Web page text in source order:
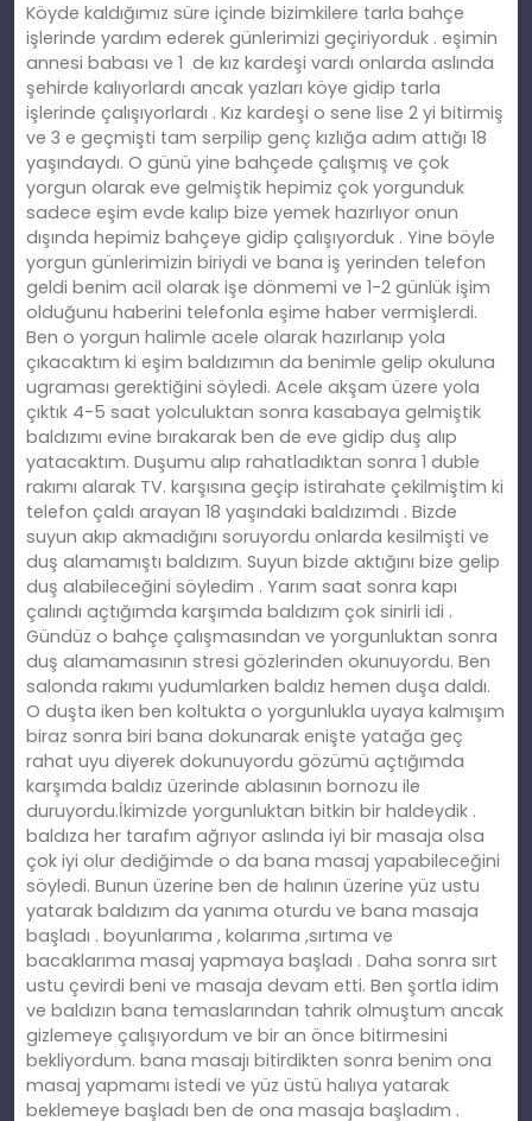
Köyde kaldığımız süre içinde bizimkilere tarla bahçe
işlerinde yardım ederek günlerimizi geçiriyorduk . eşimin
annesi babası ve 1 de kız kardeşi vardı onlarda aslında
şehirde kalıyorlardı ancak yazları köye gidip tarla
işlerinde çalışıyorlardı . Kız kardeşi o sene lise 2 yi bitirmiş
ve 3 e geçmişti tam serpilip genç kızlığa adım attığı 18
yaşındaydı. O günü yine bahçede çalışmış ve çok
yorgun olarak eve gelmiştik hepimiz çok yorgunduk
sadece eşim evde kalıp bize yemek hazırlıyor onun
dışında hepimiz bahçeye gidip çalışıyorduk . Yine böyle
yorgun günlerimizin biriydi ve bana iş yerinden telefon
geldi benim acil olarak işe dönmemi ve 1-2 günlük işim
olduğunu haberini telefonla eşime haber vermişlerdi.
Ben o yorgun halimle acele olarak hazırlanıp yola
çıkacaktım ki eşim baldızımın da benimle gelip okuluna
ugraması gerektiğini söyledi. Acele akşam üzere yola
çıktık 4-5 saat yolculuktan sonra kasabaya gelmiştik
baldızımı evine bırakarak ben de eve gidip duş alıp
yatacaktım. Duşumu alıp rahatladıktan sonra 1 duble
rakımı alarak TV. karşısına geçip istirahate çekilmiştim ki
telefon çaldı arayan 18 yaşındaki baldızımdı . Bizde
suyun akıp akmadığını soruyordu onlarda kesilmişti ve
duş alamamıştı baldızım. Suyun bizde aktığını bize gelip
duş alabileceğini söyledim . Yarım saat sonra kapı
çalındı açtığımda karşımda baldızım çok sinirli idi .
Gündüz o bahçe çalışmasından ve yorgunluktan sonra
duş alamamasının stresi gözlerinden okunuyordu. Ben
salonda rakımı yudumlarken baldız hemen duşa daldı.
O duşta iken ben koltukta o yorgunlukla uyaya kalmışım
biraz sonra biri bana dokunarak enişte yatağa geç
rahat uyu diyerek dokunuyordu gözümü açtığımda
karşımda baldız üzerinde ablasının bornozu ile
duruyordu.İkimizde yorgunluktan bitkin bir haldeydik .
baldıza her tarafım ağrıyor aslında iyi bir masaja olsa
çok iyi olur dediğimde o da bana masaj yapabileceğini
söyledi. Bunun üzerine ben de halının üzerine yüz ustu
yatarak baldızım da yanıma oturdu ve bana masaja
başladı . boyunlarıma , kolarıma ,sırtıma ve
bacaklarıma masaj yapmaya başladı . Daha sonra sırt
ustu çevirdi beni ve masaja devam etti. Ben şortla idim
ve baldızın bana temaslarından tahrik olmuştum ancak
gizlemeye çalışıyordum ve bir an önce bitirmesini
bekliyordum. bana masajı bitirdikten sonra benim ona
masaj yapmamı istedi ve yüz üstü halıya yatarak
beklemeye başladı ben de ona masaja başladım .